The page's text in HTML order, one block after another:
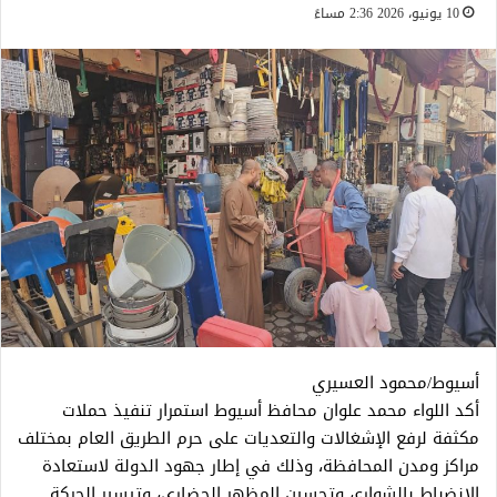
10 يونيو، 2026 2:36 مساءً
أسيوط/محمود العسيري
أكد اللواء محمد علوان محافظ أسيوط استمرار تنفيذ حملات
مكثفة لرفع الإشغالات والتعديات على حرم الطريق العام بمختلف
مراكز ومدن المحافظة، وذلك في إطار جهود الدولة لاستعادة